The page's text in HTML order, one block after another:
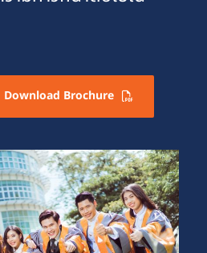
Download Brochure